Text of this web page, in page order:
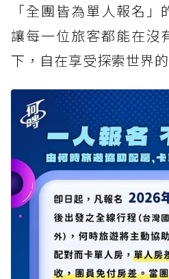
「全團皆為單人報名」
讓每一位旅客都能在沒
下，自在享受探索世界